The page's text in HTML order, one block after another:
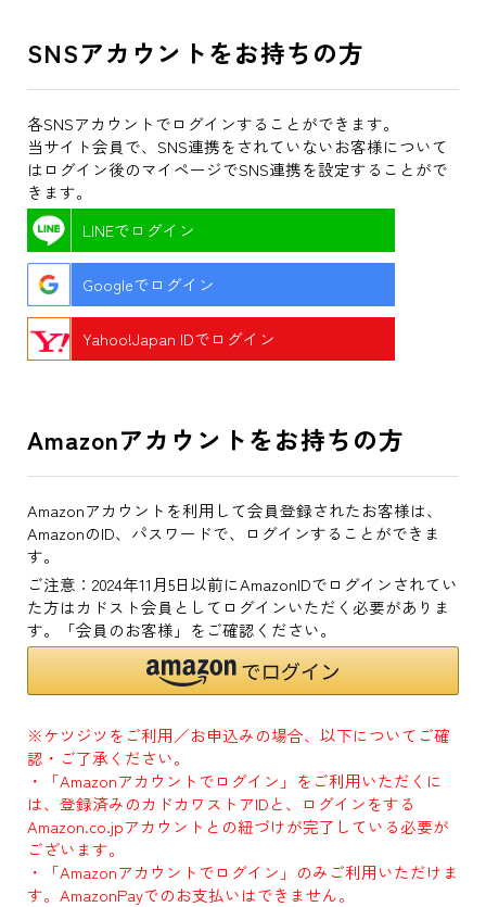
SNSアカウントをお持ちの方
各SNSアカウントでログインすることができます。
当サイト会員で、SNS連携をされていないお客様について
はログイン後のマイページでSNS連携を設定することがで
きます。
LINEでログイン
Googleでログイン
Yahoo!Japan IDでログイン
Amazonアカウントをお持ちの方
Amazonアカウントを利用して会員登録されたお客様は、
AmazonのID、パスワードで、ログインすることができま
す。
ご注意：2024年11月5日以前にAmazonIDでログインされてい
た方はカドスト会員としてログインいただく必要がありま
す。「会員のお客様」をご確認ください。
※ケツジツをご利用／お申込みの場合、以下についてご確
認・ご了承ください。
・「Amazonアカウントでログイン」をご利用いただくに
は、登録済みのカドカワストアIDと、ログインをする
Amazon.co.jpアカウントとの紐づけが完了している必要が
ございます。
・「Amazonアカウントでログイン」のみご利用いただけま
す。AmazonPayでのお支払いはできません。